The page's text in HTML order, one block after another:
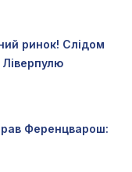
ринок! Слідом
Ференцварош: